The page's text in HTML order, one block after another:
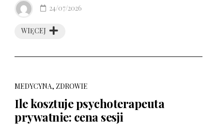
WIĘCEJ
24/07/2026
MEDYCYNA, ZDROWIE
Ile kosztuje psychoterapeuta
prywatnie: cena sesji